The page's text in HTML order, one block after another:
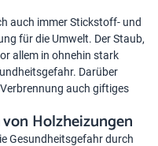
auch immer Stickstoff- und
für die Umwelt. Der Staub,
allem in ohnehin stark
Darüber
auch giftiges
Holzheizungen
Gesundheitsgefahr durch